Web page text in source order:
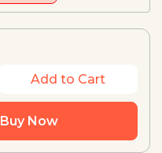
Add to Cart
Buy Now